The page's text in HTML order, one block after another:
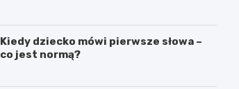
Kiedy dziecko mówi pierwsze słowa –
co jest normą?